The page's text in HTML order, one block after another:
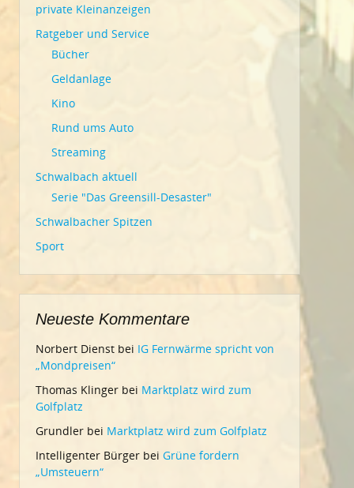
private Kleinanzeigen
Ratgeber und Service
Bücher
Geldanlage
Kino
Rund ums Auto
Streaming
Schwalbach aktuell
Serie "Das Greensill-Desaster"
Schwalbacher Spitzen
Sport
Neueste Kommentare
Norbert Dienst bei IG Fernwärme spricht von
„Mondpreisen“
Thomas Klinger bei Marktplatz wird zum
Golfplatz
Grundler bei Marktplatz wird zum Golfplatz
Intelligenter Bürger bei Grüne fordern
„Umsteuern“